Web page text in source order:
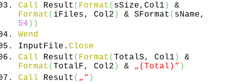
Call Result ( Format ( sSize,Col1 )
&
Format ( iFiles, Col2 ) & SFormat ( sName,
54 ) )
Wend
InputFile. Close
Call Result ( Format ( TotalS, Col1 )
&
Format ( TotalF, Col2 ) & „(Total)“ )
Call Result ( „“ )